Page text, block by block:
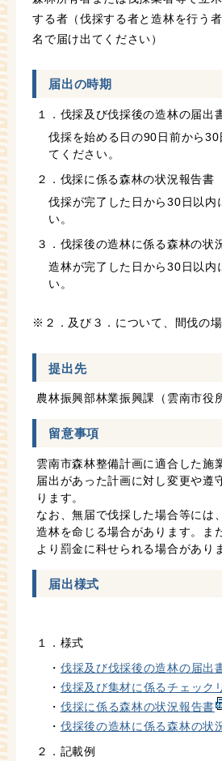
する者（伐採する者と造林を行う
名で届け出てください）
届出の時期
１．伐採及び伐採後の造林の届出
伐採を始める日の90日前から30
てください。
２．伐採に係る森林の状況報告書
伐採が完了した日から30日以内
い。
３．伐採後の造林に係る森林の状
造林が完了した日から30日以内
い。
※２．及び３．について、間伐の場
提出先
農林振興部林業振興課（雲南市役
留意事項
雲南市森林整備計画に適合した施
届出があった計画に対し変更や遵
ります。
なお、無届で伐採した場合等には
造林を命じる場合があります。ま
より罰金に科せられる場合があり
届出様式
１．様式
・ 伐採及び伐採後の造林の届出
・ 伐採及び集材に係るチェック
・ 伐採に係る森林の状況報告書
・ 伐採後の造林に係る森林の状
２．記載例